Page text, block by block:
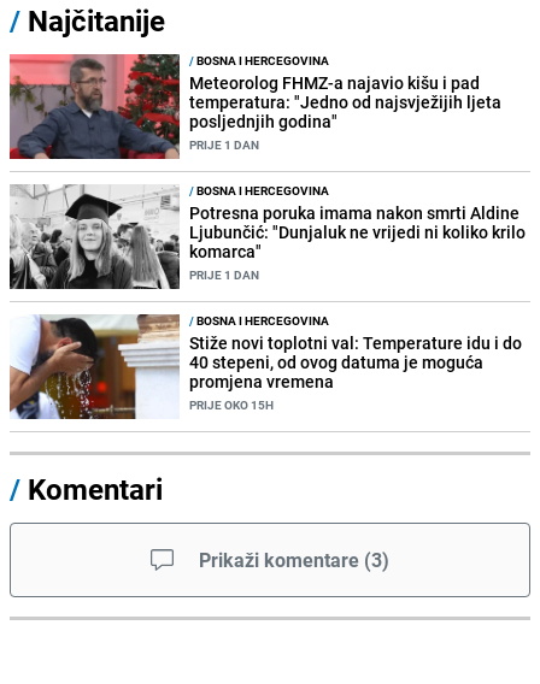
/ Najčitanije
/BOSNA I HERCEGOVINA
Meteorolog FHMZ-a najavio kišu i pad
temperatura: "Jedno od najsvježijih ljeta
posljednjih godina"
PRIJE 1 DAN
/BOSNA I HERCEGOVINA
Potresna poruka imama nakon smrti Aldine
Ljubunčić: "Dunjaluk ne vrijedi ni koliko krilo
komarca"
PRIJE 1 DAN
/BOSNA I HERCEGOVINA
Stiže novi toplotni val: Temperature idu i do
40 stepeni, od ovog datuma je moguća
promjena vremena
PRIJE OKO 15H
/ Komentari
Prikaži komentare (3)